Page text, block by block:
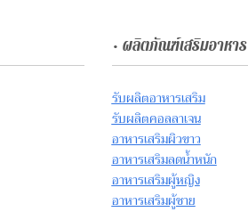
• ผลิตภัณฑ์เสริมอาหาร
รับผลิตอาหารเสริม
รับผลิตคอลลาเจน
อาหารเสริมผิวขาว
อาหารเสริมลดน้ำหนัก
อาหารเสริมผู้หญิง
อาหารเสริมผู้ชาย